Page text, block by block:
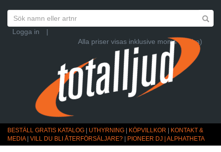
Logga in
|
Alla priser visas inklusive moms (Ändra)
BESTÄLL GRATIS KATALOG UTHYRNING KÖPVILLKOR
KONTAKT &
MEDIA| VILL DU BLI ÅTERFÖRSÄLJARE? PIONEER DJ | ALPHATHETA